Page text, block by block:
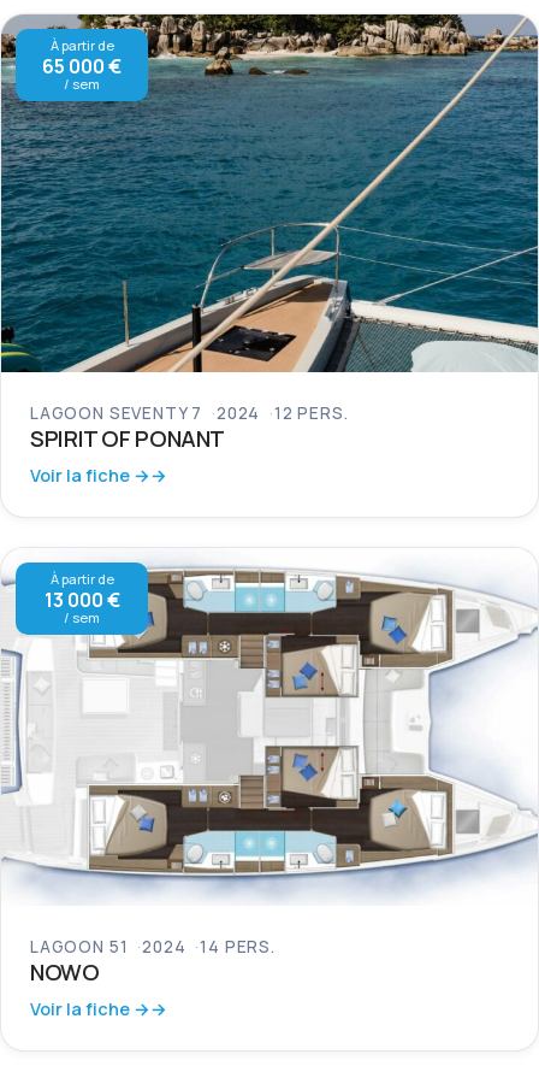
À partir de
65 000 €
/ sem
LAGOON SEVENTY 7 2024 12 PERS.
SPIRIT OF PONANT
Voir la fiche →
À partir de
13 000 €
/ sem
LAGOON 51 2024 14 PERS.
NOWO
Voir la fiche →